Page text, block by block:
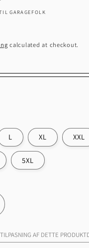
GARAGEFOLK
calculated at checkout.
L XL XXL
5XL
AF DETTE